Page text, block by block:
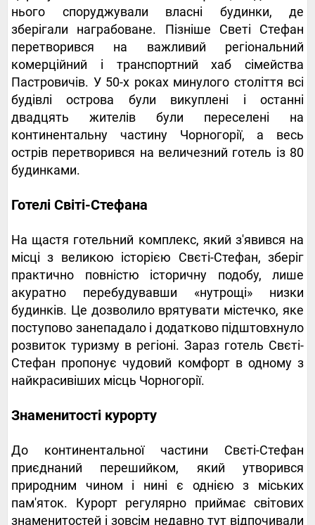
нього споруджували власні будинки, де
зберігали награбоване. Пізніше Светі Стефан
перетворився на важливий регіональний
комерційний і транспортний хаб сімейства
Пастровичів. У 50-х роках минулого століття всі
будівлі острова були викуплені і останні
двадцять жителів були переселені на
континентальну частину Чорногорії, а весь
острів перетворився на величезний готель із 80
будинками.
Готелі Світі-Стефана
На щастя готельний комплекс, який з'явився на
місці з великою історією Свєті-Стефан, зберіг
практично повністю історичну подобу, лише
акуратно перебудувавши «нутрощі» низки
будинків. Це дозволило врятувати містечко, яке
поступово занепадало і додатково підштовхнуло
розвиток туризму в регіоні. Зараз готель Свєті-
Стефан пропонує чудовий комфорт в одному з
найкрасивіших місць Чорногорії.
Знаменитості курорту
До континентальної частини Свєті-Стефан
приєднаний перешийком, який утворився
природним чином і нині є однією з міських
пам'яток. Курорт регулярно приймає світових
знаменитостей і зовсім недавно тут відпочивали